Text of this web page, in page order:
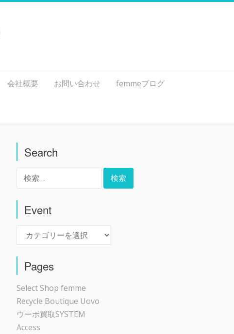
会社概要 お問い合わせ femmeブログ
Search
Event
Pages
Select Shop femme
Recycle Boutique Uovo
ウーボ買取SYSTEM
Access